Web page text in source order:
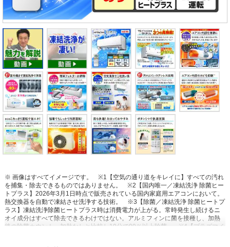
※ 画像はすべてイメージです。
※1【空気の通り道をキレイに】すべての汚れ
を捕集・除去できるものではありません。
※2【国内唯一／凍結洗浄 除菌ヒー
トプラス】2026年3月1日時点で販売されている国内家庭用エアコンにおいて。
熱交換器を自動で凍結させ洗浄する技術。
※3【除菌／凍結洗浄 除菌ヒートプ
ラス】凍結洗浄除菌ヒートプラス時は消費電力が上がる。常時発生し続けるニ
オイ成分はすべて除去できるわけではない。アルミフィンに菌を接種し、加熱
後の除菌カウント。加熱なしと比較し10分で99％以上除菌。
※4【プラズマイ